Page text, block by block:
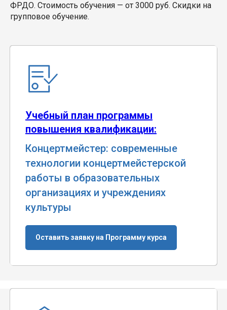
ФРДО. Стоимость обучения — от 3000 руб. Скидки на
групповое обучение.
Учебный план программы
повышения квалификации:
Концертмейстер: современные
технологии концертмейстерской
работы в образовательных
организациях и учреждениях
культуры
Оставить заявку на Программу курса